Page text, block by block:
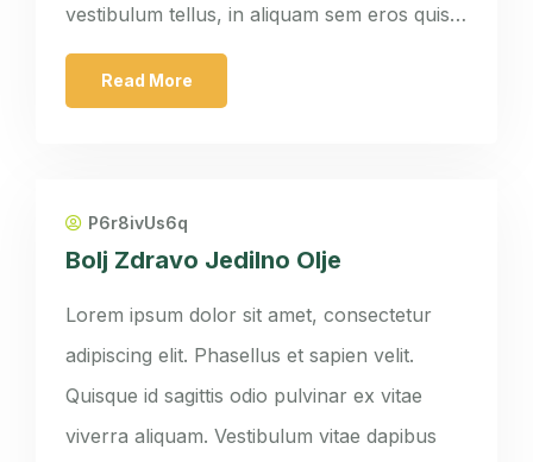
vestibulum tellus, in aliquam sem eros quis…
Read More
P6r8ivUs6q
Bolj Zdravo Jedilno Olje
Lorem ipsum dolor sit amet, consectetur
adipiscing elit. Phasellus et sapien velit.
Quisque id sagittis odio pulvinar ex vitae
viverra aliquam. Vestibulum vitae dapibus